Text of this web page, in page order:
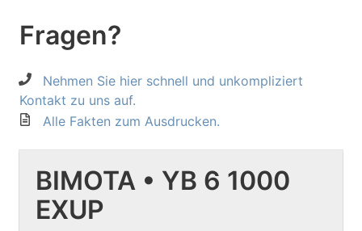
Fragen?
Nehmen Sie hier schnell und unkompliziert
Kontakt zu uns auf.
Alle Fakten zum Ausdrucken.
BIMOTA • YB 6 1000
EXUP